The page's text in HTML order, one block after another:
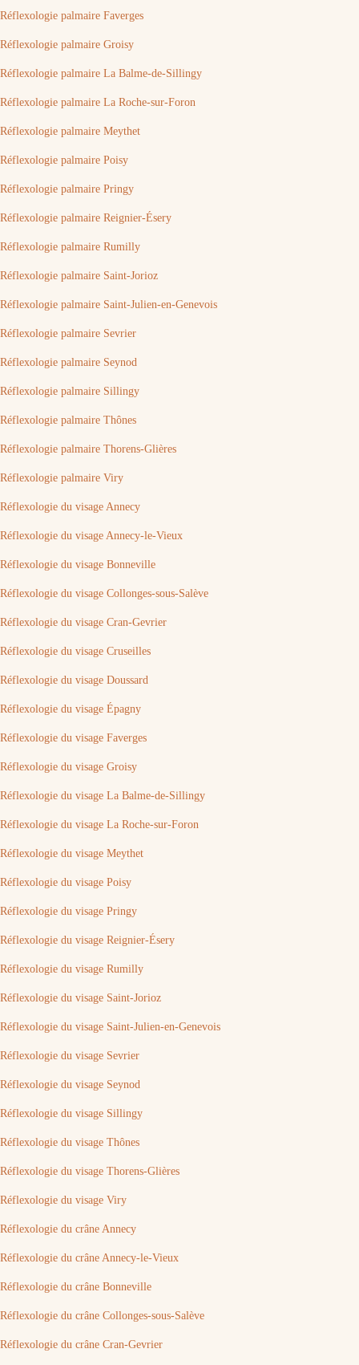
Réflexologie palmaire Faverges
Réflexologie palmaire Groisy
Réflexologie palmaire La Balme-de-Sillingy
Réflexologie palmaire La Roche-sur-Foron
Réflexologie palmaire Meythet
Réflexologie palmaire Poisy
Réflexologie palmaire Pringy
Réflexologie palmaire Reignier-Ésery
Réflexologie palmaire Rumilly
Réflexologie palmaire Saint-Jorioz
Réflexologie palmaire Saint-Julien-en-Genevois
Réflexologie palmaire Sevrier
Réflexologie palmaire Seynod
Réflexologie palmaire Sillingy
Réflexologie palmaire Thônes
Réflexologie palmaire Thorens-Glières
Réflexologie palmaire Viry
Réflexologie du visage Annecy
Réflexologie du visage Annecy-le-Vieux
Réflexologie du visage Bonneville
Réflexologie du visage Collonges-sous-Salève
Réflexologie du visage Cran-Gevrier
Réflexologie du visage Cruseilles
Réflexologie du visage Doussard
Réflexologie du visage Épagny
Réflexologie du visage Faverges
Réflexologie du visage Groisy
Réflexologie du visage La Balme-de-Sillingy
Réflexologie du visage La Roche-sur-Foron
Réflexologie du visage Meythet
Réflexologie du visage Poisy
Réflexologie du visage Pringy
Réflexologie du visage Reignier-Ésery
Réflexologie du visage Rumilly
Réflexologie du visage Saint-Jorioz
Réflexologie du visage Saint-Julien-en-Genevois
Réflexologie du visage Sevrier
Réflexologie du visage Seynod
Réflexologie du visage Sillingy
Réflexologie du visage Thônes
Réflexologie du visage Thorens-Glières
Réflexologie du visage Viry
Réflexologie du crâne Annecy
Réflexologie du crâne Annecy-le-Vieux
Réflexologie du crâne Bonneville
Réflexologie du crâne Collonges-sous-Salève
Réflexologie du crâne Cran-Gevrier